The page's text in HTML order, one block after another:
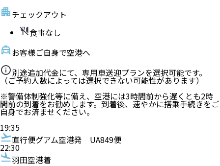
チェックアウト
食事なし
お客様ご自身で空港へ
別途追加代金にて、専用車送迎プランを選択可能です。
（ご予約人数によっては選択できない可能性があります）
※警備体制強化等に備え、空港には3時間前から遅くとも2時
間前の到着をお勧めします。到着後、速やかに搭乗手続きをご
自身でお済ませください。
19:35
直行便グアム空港発 UA849便
22:30
羽田空港着